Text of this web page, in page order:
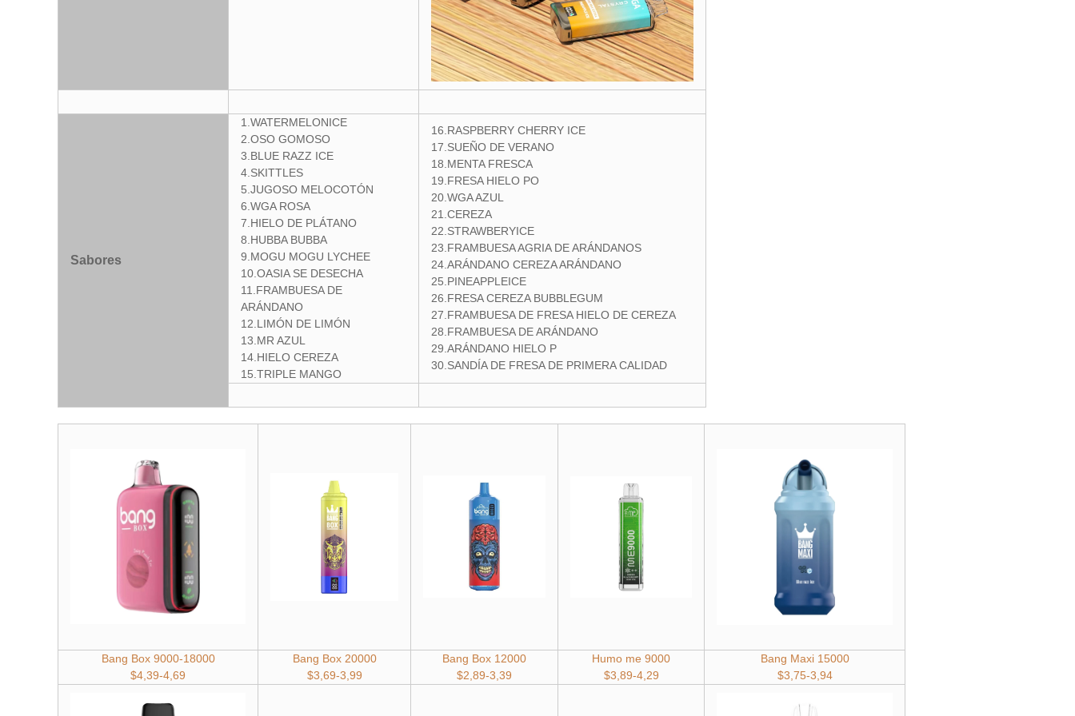
Sabores
1.WATERMELONICE
2.OSO GOMOSO
3.BLUE RAZZ ICE
4.SKITTLES
5.JUGOSO MELOCOTÓN
6.WGA ROSA
7.HIELO DE PLÁTANO
8.HUBBA BUBBA
9.MOGU MOGU LYCHEE
10.OASIA SE DESECHA
11.FRAMBUESA DE
ARÁNDANO
12.LIMÓN DE LIMÓN
13.MR AZUL
14.HIELO CEREZA
15.TRIPLE MANGO
16.RASPBERRY CHERRY ICE
17.SUEÑO DE VERANO
18.MENTA FRESCA
19.FRESA HIELO PO
20.WGA AZUL
21.CEREZA
22.STRAWBERYICE
23.FRAMBUESA AGRIA DE ARÁNDANOS
24.ARÁNDANO CEREZA ARÁNDANO
25.PINEAPPLEICE
26.FRESA CEREZA BUBBLEGUM
27.FRAMBUESA DE FRESA HIELO DE CEREZA
28.FRAMBUESA DE ARÁNDANO
29.ARÁNDANO HIELO P
30.SANDÍA DE FRESA DE PRIMERA CALIDAD
Bang Box 9000-18000
$4,39-4,69
Bang Box 20000
$3,69-3,99
Bang Box 12000
$2,89-3,39
Humo me 9000
$3,89-4,29
Bang Maxi 15000
$3,75-3,94